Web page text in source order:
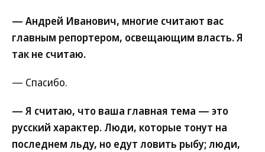
— Андрей Иванович, многие считают вас
главным репортером, освещающим власть. Я
так не считаю.
— Спасибо.
— Я считаю, что ваша главная тема — это
русский характер. Люди, которые тонут на
последнем льду, но едут ловить рыбу; люди,